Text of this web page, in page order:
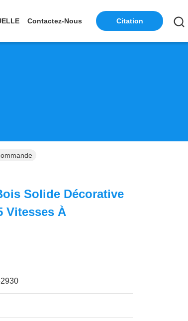
Contactez-Nous Citation
Solide Décorative
Vitesses À